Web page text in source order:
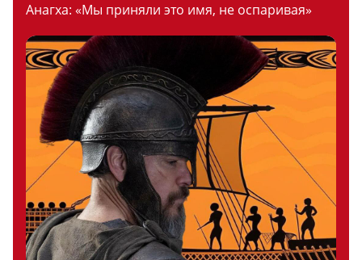
Анагха: «Мы приняли это имя, не оспаривая»